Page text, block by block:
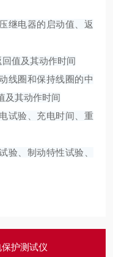
继电器的启动值、返
值及其动作时间
线圈和保持线圈的中
及其动作时间
试验、充电时间、重
验、制动特性试验、
护测试仪